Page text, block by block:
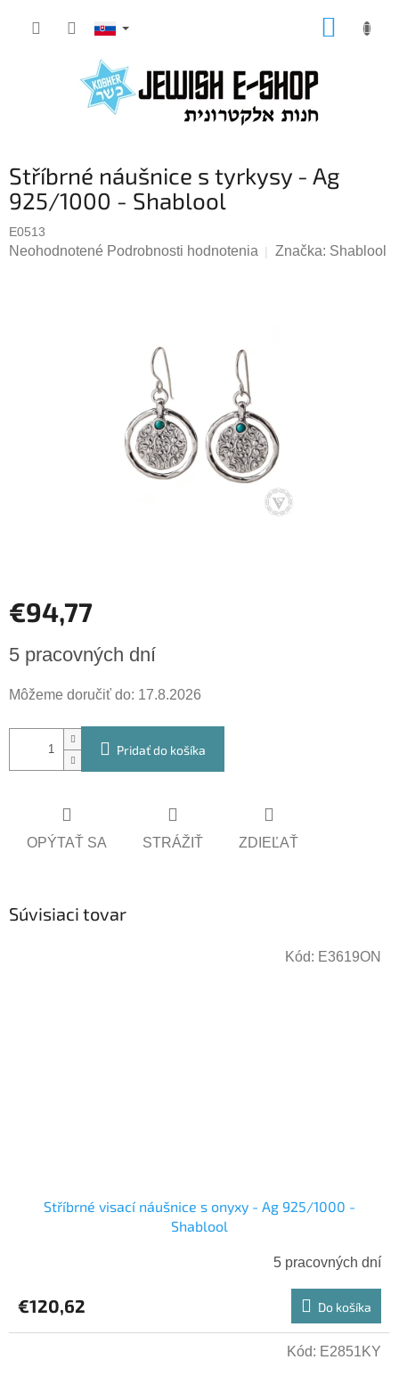
Stříbrné náušnice s tyrkysy - Ag
925/1000 - Shablool
E0513
Priemerné
Neohodnotené Podrobnosti hodnotenia Značka: Shablool
€94,77
cena:
5 pracovných dní
Môžeme doručiť do: 17.8.2026
Pridať do košíka
OPÝTAŤ SA STRÁŽIŤ ZDIEĽAŤ
Súvisiaci tovar
Stříbrné visací náušnice s onyxy - Ag 925/1000 -
Shablool
5 pracovných dní
€120,62 Do košíka
Kód: E3619ON
Kód: E2851KY